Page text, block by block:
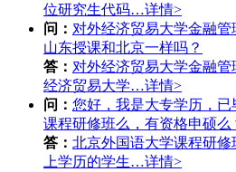
位研究生代码…详情>
问： 对外经济贸易大学金融
山东授课和北京一样吗？
答： 对外经济贸易大学金融
经济贸易大学…详情>
问： 您好，我是大专学历，
课程研修班么，有资格申硕么
答： 北京外国语大学课程研
上学历的学生…详情>